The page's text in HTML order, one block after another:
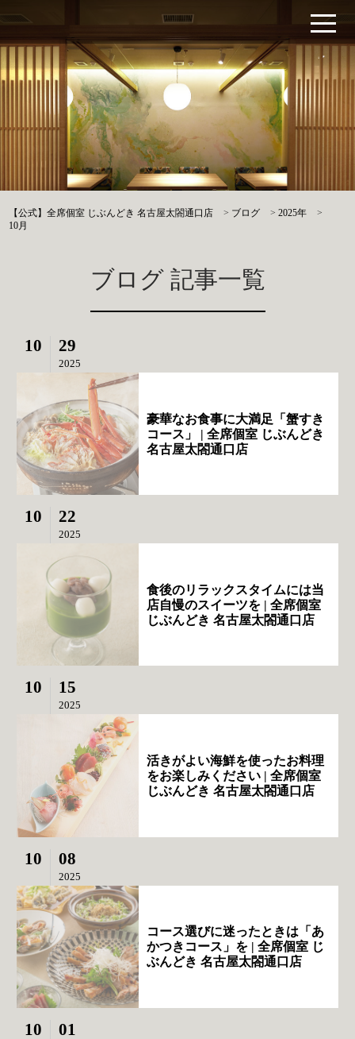
【公式】全席個室 じぶんどき 名古屋太閤通口店 > ブログ >2025年
>
10月
ブログ 記事一覧
10 29
2025
豪華なお食事に大満足「蟹すき
コース」 | 全席個室 じぶんどき
名古屋太閤通口店
10 22
2025
食後のリラックスタイムには当
店自慢のスイーツを | 全席個室
じぶんどき 名古屋太閤通口店
10 15
2025
活きがよい海鮮を使ったお料理
をお楽しみください | 全席個室
じぶんどき 名古屋太閤通口店
10 08
2025
コース選びに迷ったときは「あ
かつきコース」を | 全席個室 じ
ぶんどき 名古屋太閤通口店
10 01